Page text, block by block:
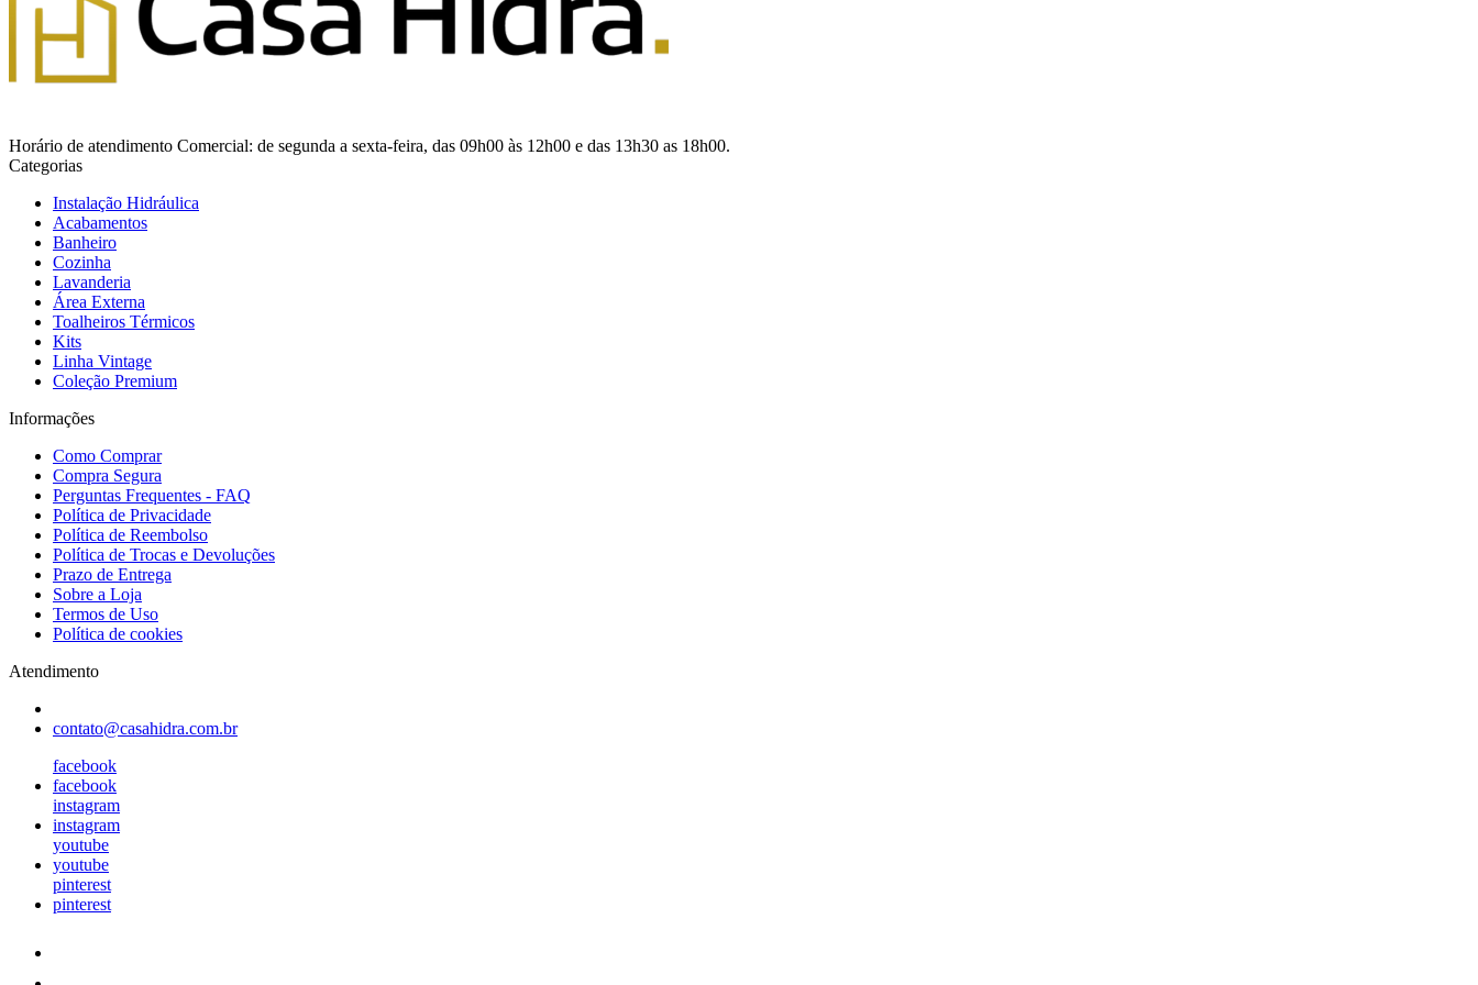
Horário de atendimento Comercial: de segunda a sexta-feira, das 09h00 às 12h00 e das 13h30 as 18h00.
Categorias
Instalação Hidráulica
Acabamentos
Banheiro
Cozinha
Lavanderia
Área Externa
Toalheiros Térmicos
Kits
Linha Vintage
Coleção Premium
Informações
Como Comprar
Compra Segura
Perguntas Frequentes - FAQ
Política de Privacidade
Política de Reembolso
Política de Trocas e Devoluções
Prazo de Entrega
Sobre a Loja
Termos de Uso
Política de cookies
Atendimento
contato@casahidra.com.br
facebook
facebook
instagram
instagram
youtube
youtube
pinterest
pinterest